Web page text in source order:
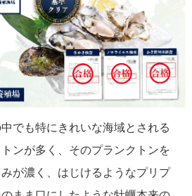
でも特にきれいな海域とされる
ンが多く、そのプランクトンを
が濃く、はじけるようなプリプ